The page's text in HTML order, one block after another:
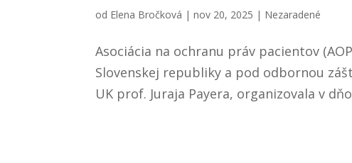
od Elena Bročková |nov 20, 2025 | Nezaradené
Asociácia na ochranu práv pacientov
Slovenskej republiky a pod odbornou
UK prof. Juraja Payera, organizovala v